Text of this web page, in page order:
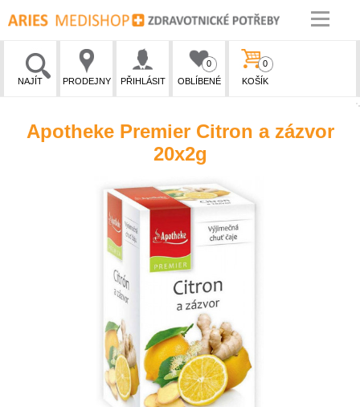
NAJÍT PRODEJNY PŘIHLÁSIT OBLÍBENÉ
0
KOŠÍK
0
Apotheke Premier Citron a zázvor
20x2g